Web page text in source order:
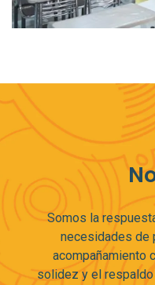
Somos la
necesidades de
acompañamiento
solidez y el